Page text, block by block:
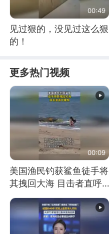
00:49
见过狠的，没见过这么狠
的！
更多热门视频
00:09
美国渔民钓获鲨鱼徒手将
其拽回大海 目击者直呼
震惊 （视频来源：参考
消息）